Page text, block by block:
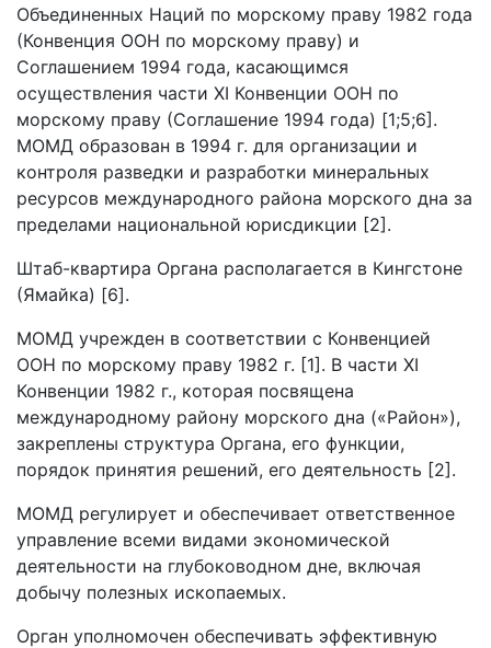
Объединенных Наций по морскому праву 1982 года
(Конвенция ООН по морскому праву) и
Соглашением 1994 года, касающимся
осуществления части XI Конвенции ООН по
морскому праву (Соглашение 1994 года) [1;5;6].
МОМД образован в 1994 г. для организации и
контроля разведки и разработки минеральных
ресурсов международного района морского дна за
пределами национальной юрисдикции [2].
Штаб-квартира Органа располагается в Кингстоне
(Ямайка) [6].
МОМД учрежден в соответствии с Конвенцией
ООН по морскому праву 1982 г. [1]. В части XI
Конвенции 1982 г., которая посвящена
международному району морского дна («Район»),
закреплены структура Органа, его функции,
порядок принятия решений, его деятельность [2].
МОМД регулирует и обеспечивает ответственное
управление всеми видами экономической
деятельности на глубоководном дне, включая
добычу полезных ископаемых.
Орган уполномочен обеспечивать эффективную